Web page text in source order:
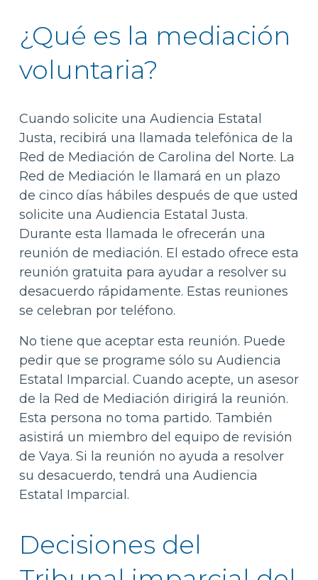
¿Qué es la mediación
voluntaria?
Cuando solicite una Audiencia Estatal
Justa, recibirá una llamada telefónica de la
Red de Mediación de Carolina del Norte. La
Red de Mediación le llamará en un plazo
de cinco días hábiles después de que usted
solicite una Audiencia Estatal Justa.
Durante esta llamada le ofrecerán una
reunión de mediación. El estado ofrece esta
reunión gratuita para ayudar a resolver su
desacuerdo rápidamente. Estas reuniones
se celebran por teléfono.
No tiene que aceptar esta reunión. Puede
pedir que se programe sólo su Audiencia
Estatal Imparcial. Cuando acepte, un asesor
de la Red de Mediación dirigirá la reunión.
Esta persona no toma partido. También
asistirá un miembro del equipo de revisión
de Vaya. Si la reunión no ayuda a resolver
su desacuerdo, tendrá una Audiencia
Estatal Imparcial.
Decisiones del